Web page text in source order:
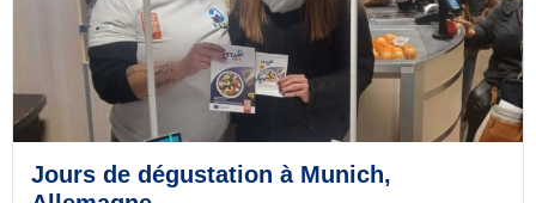
Jours de dégustation à Munich,